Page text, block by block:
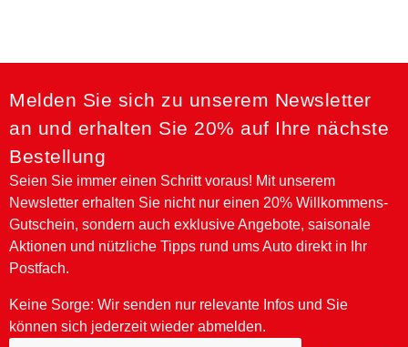
NAPA Premium RST 15W-40 - 1 Ltr.
NAPA Premium RSL C3 5W-40 - 1 Ltr.
NAPA Premium RSL 5W-40 - 1 Ltr.
NAPA Premium Special V 0W-30 - 5 Ltr.NAPA Premium Special F Plus 0W-30 - 5 Ltr.
Melden Sie sich zu unserem Newsletter
an und erhalten Sie 20% auf Ihre nächste
Bestellung
Seien Sie immer einen Schritt voraus! Mit unserem
Newsletter erhalten Sie nicht nur einen 20% Willkommens-
Gutschein, sondern auch exklusive Angebote, saisonale
Aktionen und nützliche Tipps rund ums Auto direkt in Ihr
Postfach.
Keine Sorge: Wir senden nur relevante Infos und Sie
können sich jederzeit wieder abmelden.